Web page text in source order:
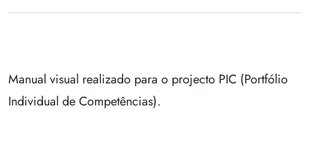
Manual visual realizado para o projecto PIC (Portfólio
Individual de Competências).